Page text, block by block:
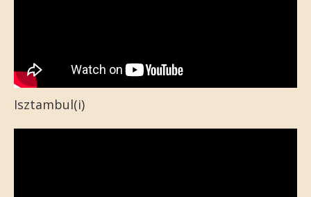
Isztambul(i)